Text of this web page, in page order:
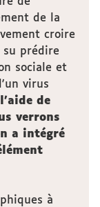
de la
croire
su prédire
sociale et
virus
de
verrons
a intégré
à